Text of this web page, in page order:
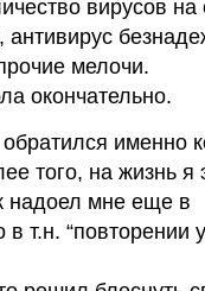
вирусов
мелочи.
окончательно.
именно
того, на жизнь я
надоел мне еще в
т.н. “повторении